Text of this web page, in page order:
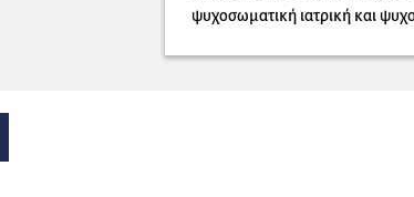
ψυχοσωματική ιατρική και